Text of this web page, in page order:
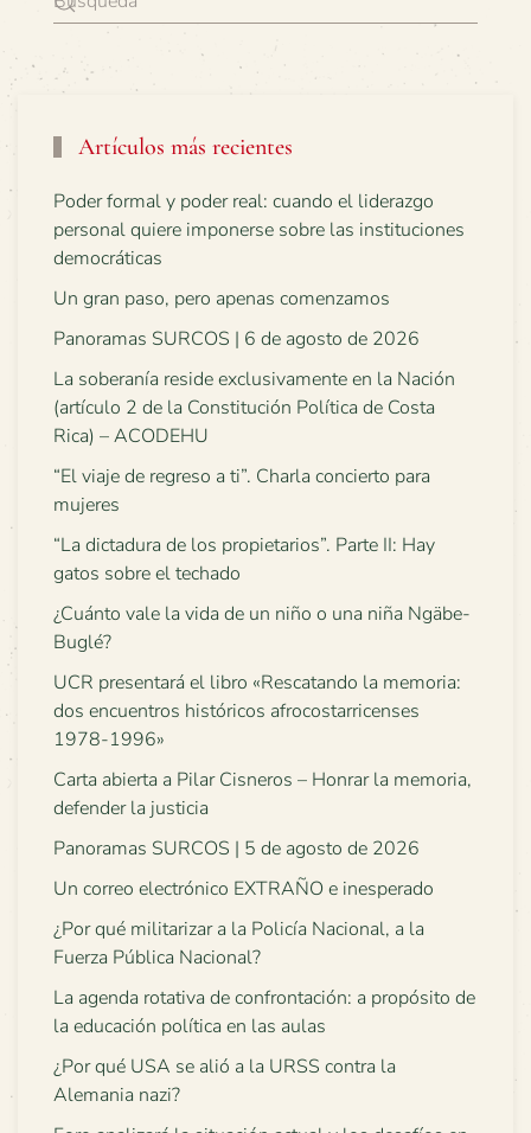
Artículos más recientes
Poder formal y poder real: cuando el liderazgo
personal quiere imponerse sobre las instituciones
democráticas
Un gran paso, pero apenas comenzamos
Panoramas SURCOS | 6 de agosto de 2026
La soberanía reside exclusivamente en la Nación
(artículo 2 de la Constitución Política de Costa
Rica) – ACODEHU
“El viaje de regreso a ti”. Charla concierto para
mujeres
“La dictadura de los propietarios”. Parte II: Hay
gatos sobre el techado
¿Cuánto vale la vida de un niño o una niña Ngäbe-
Buglé?
UCR presentará el libro «Rescatando la memoria:
dos encuentros históricos afrocostarricenses
1978-1996»
Carta abierta a Pilar Cisneros – Honrar la memoria,
defender la justicia
Panoramas SURCOS | 5 de agosto de 2026
Un correo electrónico EXTRAÑO e inesperado
¿Por qué militarizar a la Policía Nacional, a la
Fuerza Pública Nacional?
La agenda rotativa de confrontación: a propósito de
la educación política en las aulas
¿Por qué USA se alió a la URSS contra la
Alemania nazi?